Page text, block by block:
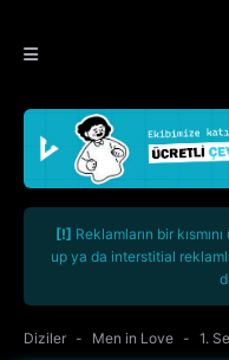
[!] Reklamların bir
up ya da interstitial
Diziler Men in Love 1.